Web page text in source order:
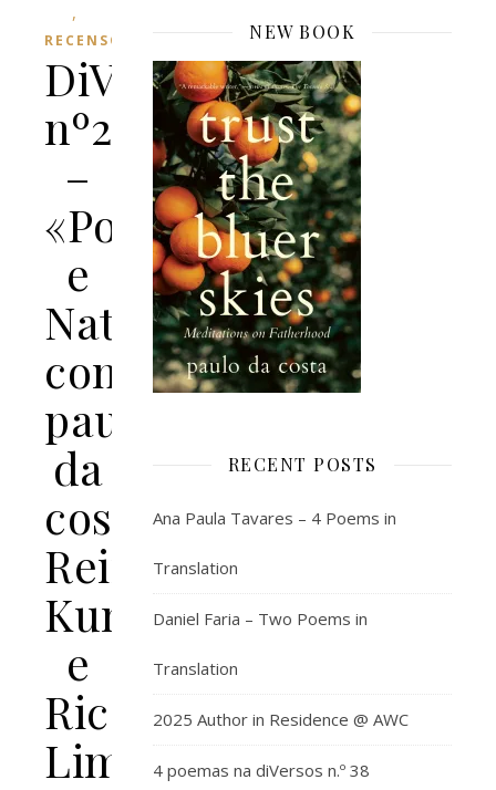
,
RECENSÕES
DiVersos
nº23
–
«Poesia
e
Natureza»
com
paulo
da
costa,
Reiner
Kunze
e
Ricardo
Lima
NEW BOOK
RECENT POSTS
Ana Paula Tavares – 4 Poems in
Translation
Daniel Faria – Two Poems in
Translation
2025 Author in Residence @ AWC
4 poemas na diVersos n.º 38